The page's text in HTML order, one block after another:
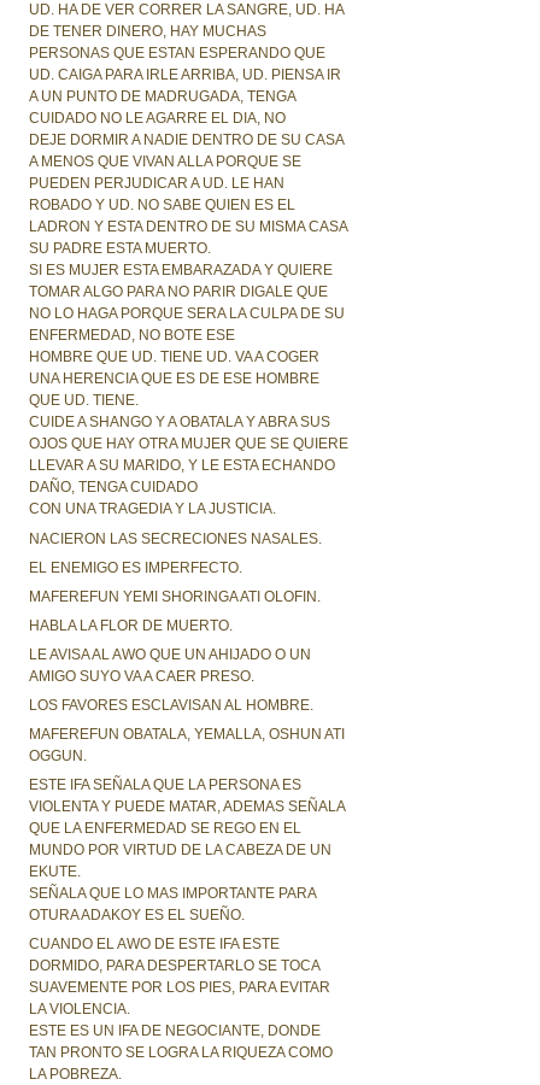
UD. HA DE VER CORRER LA SANGRE, UD. HA
DE TENER DINERO, HAY MUCHAS
PERSONAS QUE ESTAN ESPERANDO QUE
UD. CAIGA PARA IRLE ARRIBA, UD. PIENSA IR
A UN PUNTO DE MADRUGADA, TENGA
CUIDADO NO LE AGARRE EL DIA, NO
DEJE DORMIR A NADIE DENTRO DE SU CASA
A MENOS QUE VIVAN ALLA PORQUE SE
PUEDEN PERJUDICAR A UD. LE HAN
ROBADO Y UD. NO SABE QUIEN ES EL
LADRON Y ESTA DENTRO DE SU MISMA CASA
SU PADRE ESTA MUERTO.
SI ES MUJER ESTA EMBARAZADA Y QUIERE
TOMAR ALGO PARA NO PARIR DIGALE QUE
NO LO HAGA PORQUE SERA LA CULPA DE SU
ENFERMEDAD, NO BOTE ESE
HOMBRE QUE UD. TIENE UD. VA A COGER
UNA HERENCIA QUE ES DE ESE HOMBRE
QUE UD. TIENE.
CUIDE A SHANGO Y A OBATALA Y ABRA SUS
OJOS QUE HAY OTRA MUJER QUE SE QUIERE
LLEVAR A SU MARIDO, Y LE ESTA ECHANDO
DAÑO, TENGA CUIDADO
CON UNA TRAGEDIA Y LA JUSTICIA.
NACIERON LAS SECRECIONES NASALES.
EL ENEMIGO ES IMPERFECTO.
MAFEREFUN YEMI SHORINGA ATI OLOFIN.
HABLA LA FLOR DE MUERTO.
LE AVISA AL AWO QUE UN AHIJADO O UN
AMIGO SUYO VA A CAER PRESO.
LOS FAVORES ESCLAVISAN AL HOMBRE.
MAFEREFUN OBATALA, YEMALLA, OSHUN ATI
OGGUN.
ESTE IFA SEÑALA QUE LA PERSONA ES
VIOLENTA Y PUEDE MATAR, ADEMAS SEÑALA
QUE LA ENFERMEDAD SE REGO EN EL
MUNDO POR VIRTUD DE LA CABEZA DE UN
EKUTE.
SEÑALA QUE LO MAS IMPORTANTE PARA
OTURA ADAKOY ES EL SUEÑO.
CUANDO EL AWO DE ESTE IFA ESTE
DORMIDO, PARA DESPERTARLO SE TOCA
SUAVEMENTE POR LOS PIES, PARA EVITAR
LA VIOLENCIA.
ESTE ES UN IFA DE NEGOCIANTE, DONDE
TAN PRONTO SE LOGRA LA RIQUEZA COMO
LA POBREZA.